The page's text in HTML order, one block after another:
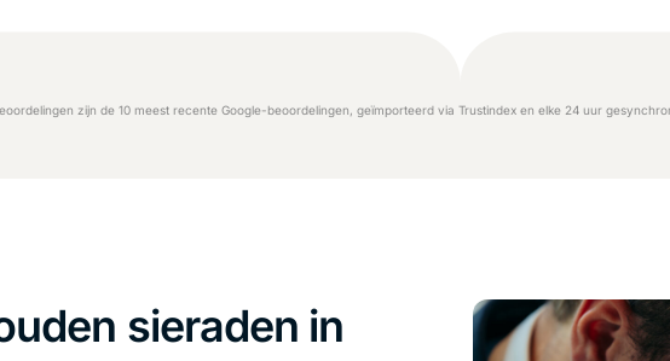
zijn de 10 meest recente Google-beoordelingen, geïmporteerd via Trustindex en elke 24 uur
sieraden in